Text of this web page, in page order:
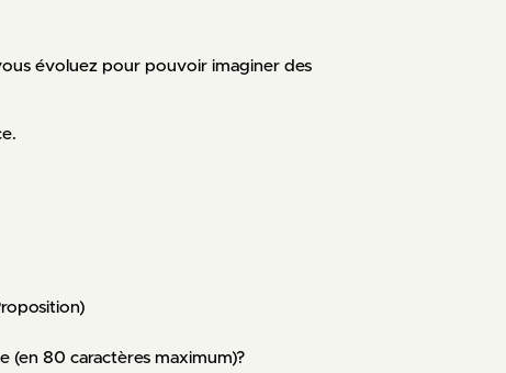
évoluez pour pouvoir imaginer des
80 caractères maximum)?